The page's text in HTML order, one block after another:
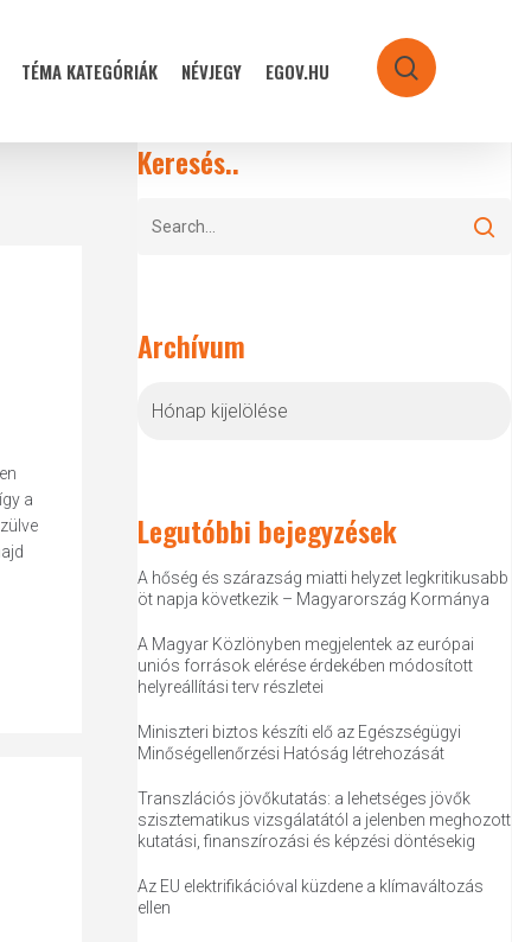
TÉMA KATEGÓRIÁK NÉVJEGY EGOV.HU search
a
Keresés..
Archívum
Legutóbbi bejegyzések
A hőség és szárazság miatti helyzet legkritikusabb
öt napja következik – Magyarország Kormánya
A Magyar Közlönyben megjelentek az európai
uniós források elérése érdekében módosított
helyreállítási terv részletei
Miniszteri biztos készíti elő az Egészségügyi
Minőségellenőrzési Hatóság létrehozását
Transzlációs jövőkutatás: a lehetséges jövők
szisztematikus vizsgálatától a jelenben meghozott
kutatási, finanszírozási és képzési döntésekig
Az EU elektrifikációval küzdene a klímaváltozás
ellen